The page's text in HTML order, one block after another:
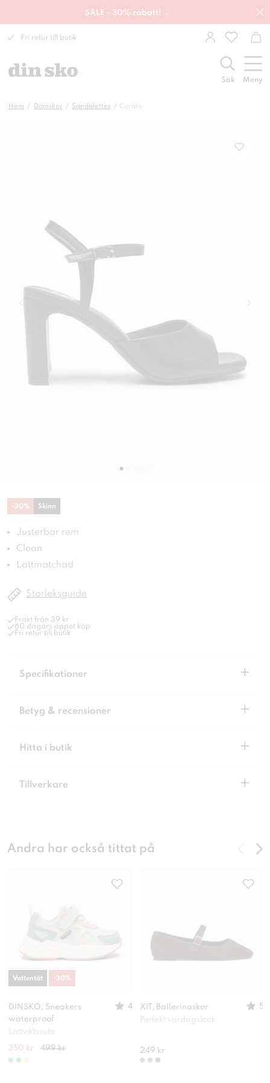
SALE - 30% rabatt! →
Fri retur till butik
Sök Meny
Hem Damskor Sandaletter Corato
-30% Skinn
Justerbar rem
Clean
Lättmatchad
Storleksguide
Frakt från 39 kr
60 dagars öppet köp
Fri retur till butik
Specifikationer +
Betyg & recensioner +
Hitta i butik +
Tillverkare +
Andra har också tittat på
DINSKO, Sneakers
waterproof
4
Lättviktssula
350 kr 499 kr
Vattentät -30%
XIT, Ballerinaskor
5
Perfekt vardagslook
249 kr